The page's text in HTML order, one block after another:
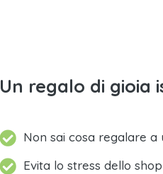
Un regalo di gioia
Non sai cosa regalare a
Evita lo stress dello